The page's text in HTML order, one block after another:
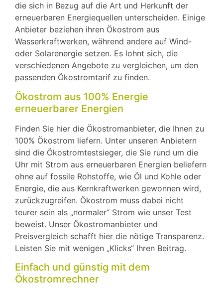
die sich in Bezug auf die Art und Herkunft der
erneuerbaren Energiequellen unterscheiden. Einige
Anbieter beziehen ihren Ökostrom aus
Wasserkraftwerken, während andere auf Wind-
oder Solarenergie setzen. Es lohnt sich, die
verschiedenen Angebote zu vergleichen, um den
passenden Ökostromtarif zu finden.
Ökostrom aus 100% Energie
erneuerbarer Energien
Finden Sie hier die Ökostromanbieter, die Ihnen zu
100% Ökostrom liefern. Unter unseren Anbietern
sind die Ökostromtestsieger, die Sie rund um die
Uhr mit Strom aus erneuerbaren Energien beliefern
ohne auf fossile Rohstoffe, wie Öl und Kohle oder
Energie, die aus Kernkraftwerken gewonnen wird,
zurückzugreifen. Ökostrom muss dabei nicht
teurer sein als „normaler“ Strom wie unser Test
beweist. Unser Ökostromanbieter und
Preisvergleich schafft hier die nötige Transparenz.
Leisten Sie mit wenigen „Klicks“ Ihren Beitrag.
Einfach und günstig mit dem
Ökostromrechner